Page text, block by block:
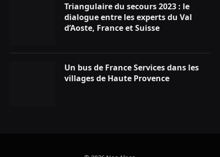
Triangulaire du secours 2023 : le
dialogue entre les experts du Val
d’Aoste, France et Suisse
Un bus de France Services dans les
villages de Haute Provence